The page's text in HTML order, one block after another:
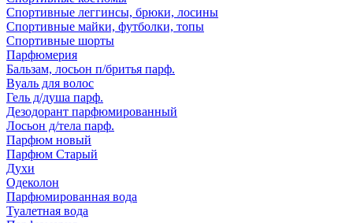
Спортивные леггинсы, брюки, лосины
Спортивные майки, футболки, топы
Спортивные шорты
Парфюмерия
Бальзам, лосьон п/бритья парф.
Вуаль для волос
Гель д/душа парф.
Дезодорант парфюмированный
Лосьон д/тела парф.
Парфюм новый
Парфюм Старый
Духи
Одеколон
Парфюмированная вода
Туалетная вода